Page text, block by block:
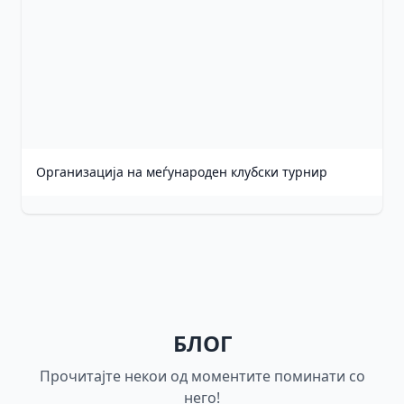
Организација на меѓународен клубски турнир
БЛОГ
Прочитајте некои од моментите поминати со
него!